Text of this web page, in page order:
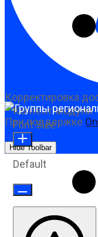
Корректировка
При поддержке
Hide Toolbar
Контент-модули
Font Size
Default